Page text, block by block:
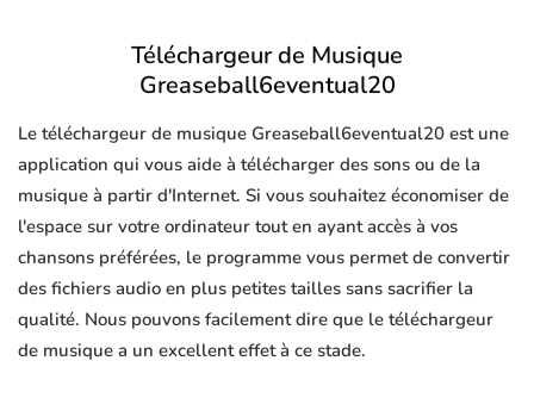
Téléchargeur de Musique
Greaseball6eventual20
Le téléchargeur de musique Greaseball6eventual20 est une
application qui vous aide à télécharger des sons ou de la
musique à partir d'Internet. Si vous souhaitez économiser de
l'espace sur votre ordinateur tout en ayant accès à vos
chansons préférées, le programme vous permet de convertir
des fichiers audio en plus petites tailles sans sacrifier la
qualité. Nous pouvons facilement dire que le téléchargeur
de musique a un excellent effet à ce stade.